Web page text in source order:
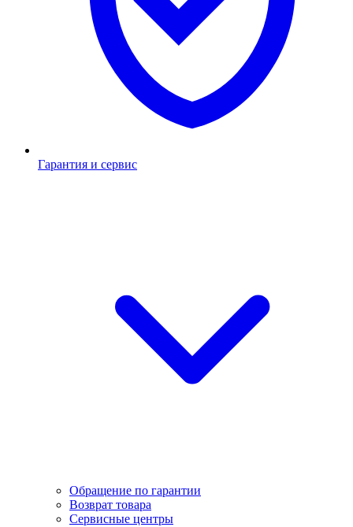
Гарантия и сервис
Обращение по гарантии
Возврат товара
Сервисные центры